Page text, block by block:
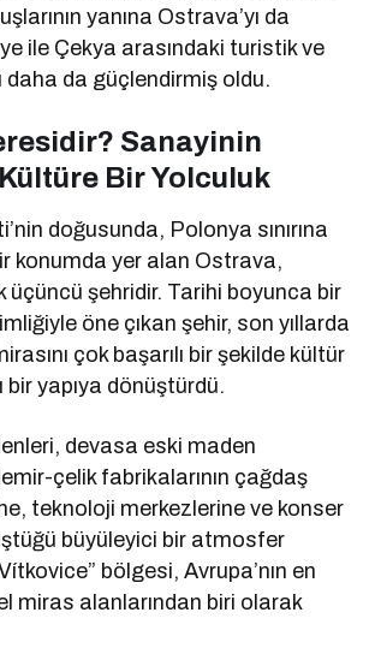
yanına Ostrava’yı da
ile Çekya arasındaki turistik ve
daha da güçlendirmiş oldu.
Sanayinin
Bir Yolculuk
doğusunda, Polonya sınırına
konumda yer alan Ostrava,
üçüncü şehridir. Tarihi boyunca bir
öne çıkan şehir, son yıllarda
çok başarılı bir şekilde kültür
bir yapıya dönüştürdü.
devasa eski maden
çelik fabrikalarının çağdaş
teknoloji merkezlerine ve konser
büyüleyici bir atmosfer
bölgesi, Avrupa’nın en
miras alanlarından biri olarak